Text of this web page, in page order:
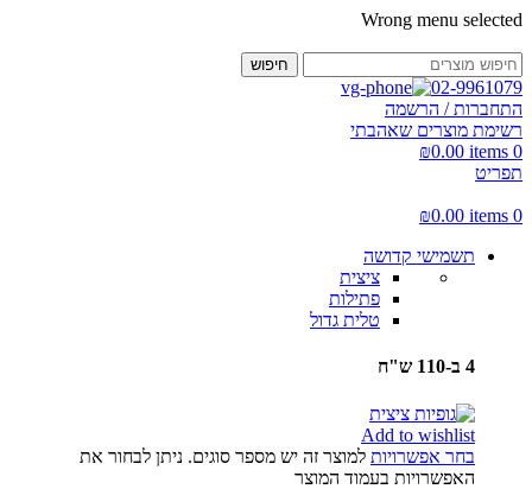
Wrong menu selected
חיפוש
02-9961079
התחברות / הרשמה
רשימת מוצרים שאהבתי
0
items
₪0.00
תפריט
0
items
₪0.00
תשמישי קדושה
ציצית
פתילות
טלית גדול
4 ב-110 ש"ח
Add to wishlist
בחר אפשרויות למוצר זה יש מספר סוגים. ניתן לבחור את
האפשרויות בעמוד המוצר